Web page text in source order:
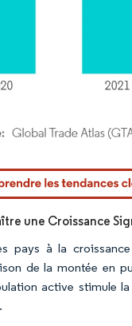
réutilisation nécessite une
une Croissance
pays à la
de la montée en
active stimule